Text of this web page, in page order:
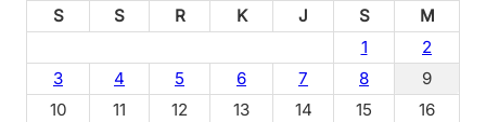
S
S R K J S
M
1
2
3
4 5 6 7 8
9
10
11 12 13 14 15
16